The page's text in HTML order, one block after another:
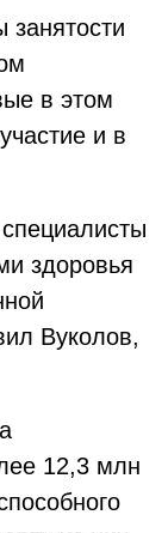
в этом
и в
здоровья
Вуколов,
12,3 млн